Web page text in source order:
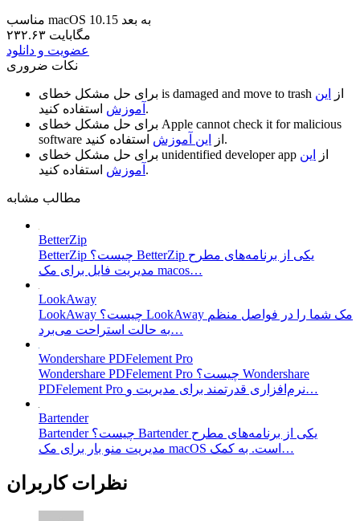
مناسب macOS 10.15 به بعد
۲۳۲.۶۳ مگابایت
عضویت و دانلود
نکات ضروری
is damaged and move to trash از
این
آموزش استفاده کنید.
Apple cannot check it for malicious
software
از این آموزش
استفاده کنید.
unidentified developer app از
این
آموزش استفاده کنید.
مطالب مشابه
BetterZip
BetterZip چیست؟ BetterZip یکی از برنامه‌های مطرح
مدیریت فایل برای مک macos…
LookAway
LookAway چیست؟ LookAway مک شما را در فواصل منظم
به حالت استراحت می‌برد…
Wondershare PDFelement Pro
Wondershare PDFelement Pro چیست؟ Wondershare
PDFelement Pro نرم‌افزاری قدرتمند برای مدیریت و…
Bartender
Bartender چیست؟ Bartender یکی از برنامه‌های مطرح
مدیریت منو بار برای مک macOS است. به کمک…
نظرات کاربران